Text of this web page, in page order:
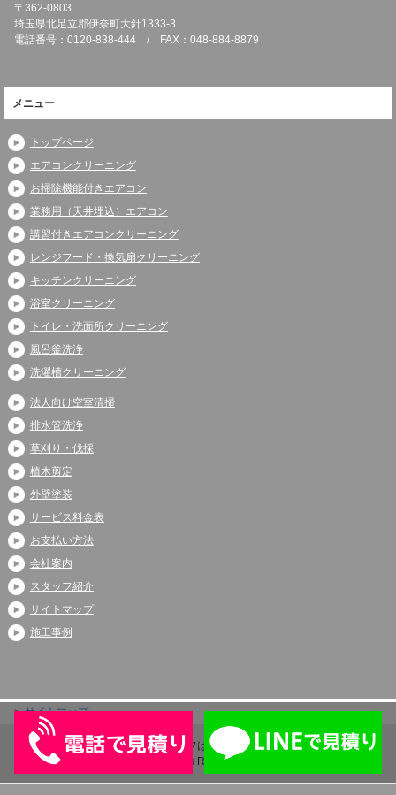
〒362-0803
埼玉県北足立郡伊奈町大針1333-3
電話番号：0120-838-444 / FAX：048-884-8879
メニュー
トップページ
エアコンクリーニング
お掃除機能付きエアコン
業務用（天井埋込）エアコン
講習付きエアコンクリーニング
レンジフード・換気扇クリーニング
キッチンクリーニング
浴室クリーニング
トイレ・洗面所クリーニング
風呂釜洗浄
洗濯槽クリーニング
法人向け空室清掃
排水管洗浄
草刈り・伐採
植木剪定
外壁塗装
サービス料金表
お支払い方法
会社案内
スタッフ紹介
サイトマップ
施工事例
サイトマップ
Copyright (C) 2026 アシストライフは伊奈町、上尾市、蓮田市で大人気
All Rights Reserved.